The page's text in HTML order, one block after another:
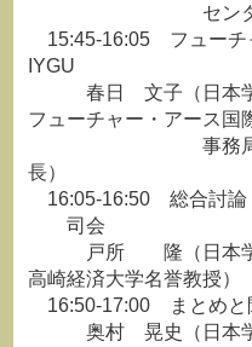
センター教
15:45-16:05 フューチ
IYGU
春日 文子（日本学
フューチャー・アース国
事務局日本
長）
16:05-16:50 総合討
司会
戸所 隆（日本学術
高崎経済大学名誉教授）
16:50-17:00 まとめと
奥村 晃史（日本学